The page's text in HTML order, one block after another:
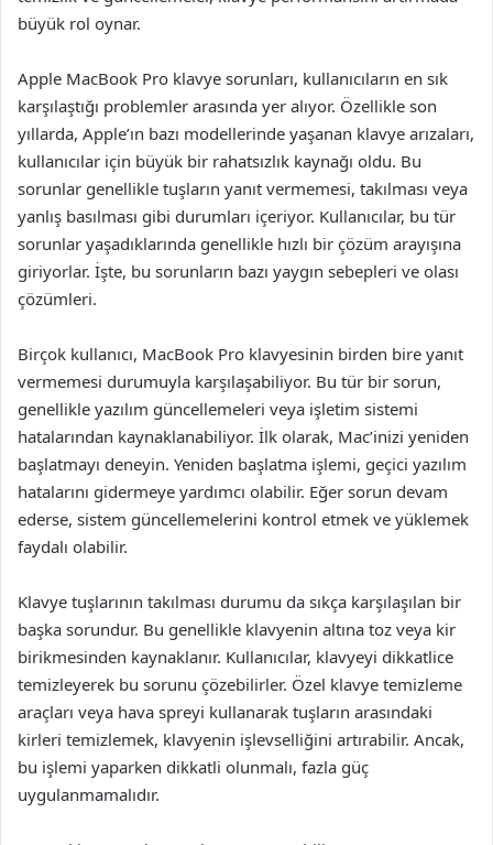
büyük rol oynar.
Apple MacBook Pro klavye sorunları, kullanıcıların en sık
karşılaştığı problemler arasında yer alıyor. Özellikle son
yıllarda, Apple’ın bazı modellerinde yaşanan klavye arızaları,
kullanıcılar için büyük bir rahatsızlık kaynağı oldu. Bu
sorunlar genellikle tuşların yanıt vermemesi, takılması veya
yanlış basılması gibi durumları içeriyor. Kullanıcılar, bu tür
sorunlar yaşadıklarında genellikle hızlı bir çözüm arayışına
giriyorlar. İşte, bu sorunların bazı yaygın sebepleri ve olası
çözümleri.
Birçok kullanıcı, MacBook Pro klavyesinin birden bire yanıt
vermemesi durumuyla karşılaşabiliyor. Bu tür bir sorun,
genellikle yazılım güncellemeleri veya işletim sistemi
hatalarından kaynaklanabiliyor. İlk olarak, Mac’inizi yeniden
başlatmayı deneyin. Yeniden başlatma işlemi, geçici yazılım
hatalarını gidermeye yardımcı olabilir. Eğer sorun devam
ederse, sistem güncellemelerini kontrol etmek ve yüklemek
faydalı olabilir.
Klavye tuşlarının takılması durumu da sıkça karşılaşılan bir
başka sorundur. Bu genellikle klavyenin altına toz veya kir
birikmesinden kaynaklanır. Kullanıcılar, klavyeyi dikkatlice
temizleyerek bu sorunu çözebilirler. Özel klavye temizleme
araçları veya hava spreyi kullanarak tuşların arasındaki
kirleri temizlemek, klavyenin işlevselliğini artırabilir. Ancak,
bu işlemi yaparken dikkatli olunmalı, fazla güç
uygulanmamalıdır.